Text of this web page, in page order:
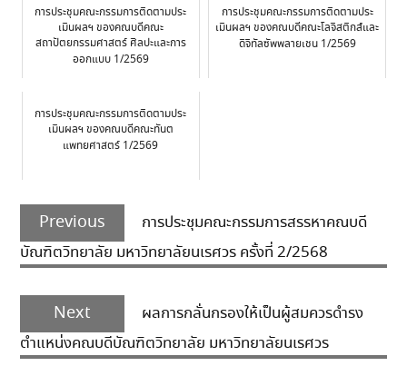
การประชุมคณะกรรมการติดตามประ
เมินผลฯ ของคณบดีคณะ
สถาปัตยกรรมศาสตร์ ศิลปะและการ
ออกแบบ 1/2569
การประชุมคณะกรรมการติดตามประ
เมินผลฯ ของคณบดีคณะโลจิสติกส์และ
ดิจิทัลซัพพลายเชน 1/2569
การประชุมคณะกรรมการติดตามประ
เมินผลฯ ของคณบดีคณะทันต
แพทยศาสตร์ 1/2569
Post
navigation
Previous
Previous
post:
การประชุมคณะกรรมการสรรหาคณบดี
บัณฑิตวิทยาลัย มหาวิทยาลัยนเรศวร ครั้งที่ 2/2568
Next
post:
ผลการกลั่นกรองให้เป็นผู้สมควรดำรง
ตำแหน่งคณบดีบัณฑิตวิทยาลัย มหาวิทยาลัยนเรศวร